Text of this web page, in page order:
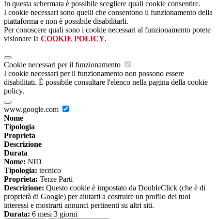
In questa schermata è possibile scegliere quali cookie consentire.
I cookie necessari sono quelli che consentono il funzionamento della
piattaforma e non è possibile disabilitarli.
Per conoscere quali sono i cookie necessari al funzionamento potete
visionare la COOKIE POLICY.
Cookie necessari per il funzionamento
I cookie necessari per il funzionamento non possono essere
disabilitati. È possibile consultare l'elenco nella pagina della cookie
policy.
www.google.com
Nome
Tipologia
Proprieta
Descrizione
Durata
Nome: NID
Tipologia: tecnico
Proprieta: Terze Parti
Descrizione: Questo cookie è impostato da DoubleClick (che è di
proprietà di Google) per aiutarti a costruire un profilo dei tuoi
interessi e mostrarti annunci pertinenti su altri siti.
Durata: 6 mesi 3 giorni